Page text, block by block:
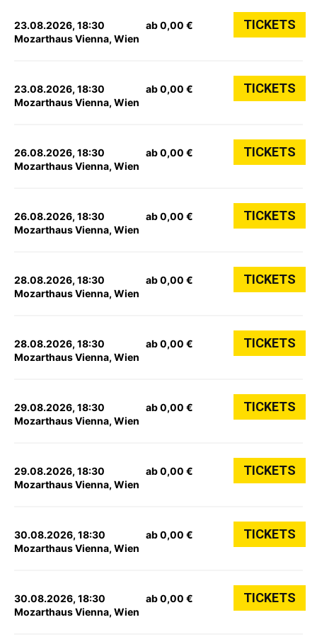
23.08.2026, 18:30
Mozarthaus Vienna, Wien
ab 0,00 € TICKETS
23.08.2026, 18:30
Mozarthaus Vienna, Wien
ab 0,00 € TICKETS
26.08.2026, 18:30
Mozarthaus Vienna, Wien
ab 0,00 € TICKETS
26.08.2026, 18:30
Mozarthaus Vienna, Wien
ab 0,00 € TICKETS
28.08.2026, 18:30
Mozarthaus Vienna, Wien
ab 0,00 € TICKETS
28.08.2026, 18:30
Mozarthaus Vienna, Wien
ab 0,00 € TICKETS
29.08.2026, 18:30
Mozarthaus Vienna, Wien
ab 0,00 € TICKETS
29.08.2026, 18:30
Mozarthaus Vienna, Wien
ab 0,00 € TICKETS
30.08.2026, 18:30
Mozarthaus Vienna, Wien
ab 0,00 € TICKETS
30.08.2026, 18:30
Mozarthaus Vienna, Wien
ab 0,00 € TICKETS